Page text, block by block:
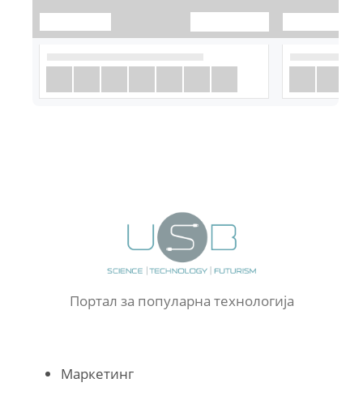
Портал за популарна технологија
Маркетинг